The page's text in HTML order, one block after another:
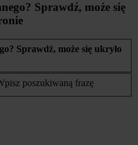
Sprawdź, może się
Sprawdź, może się ukryło
poszukiwaną frazę